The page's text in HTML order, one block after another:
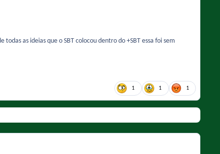
as ideias que o SBT colocou dentro do +SBT essa foi sem
1 1 1